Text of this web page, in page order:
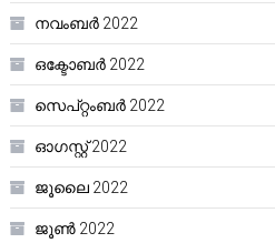
നവംബർ 2022
ഒക്ടോബർ 2022
സെപ്റ്റംബർ 2022
ഓഗസ്റ്റ്‌ 2022
ജൂലൈ 2022
ജൂൺ 2022